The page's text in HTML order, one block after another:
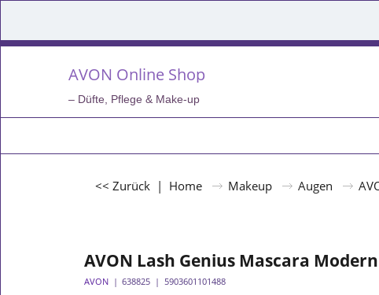
AVON Online Shop
– Düfte, Pflege & Make-up
<< Zurück | Home Makeup Augen
AVON Lash Genius Mascara
AVON 638825 5903601101488